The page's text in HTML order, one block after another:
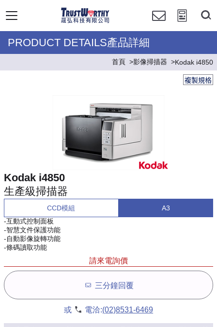
PRODUCT DETAILS產品詳細
首頁 影像掃描器 Kodak i4850
複製規格
Kodak i4850
生產級掃描器
CCD模組
A3
-互動式控制面板
-智慧文件保護功能
-自動影像旋轉功能
-條碼讀取功能
請來電詢價
三分鐘回覆
或 電洽:(02)8531-6469